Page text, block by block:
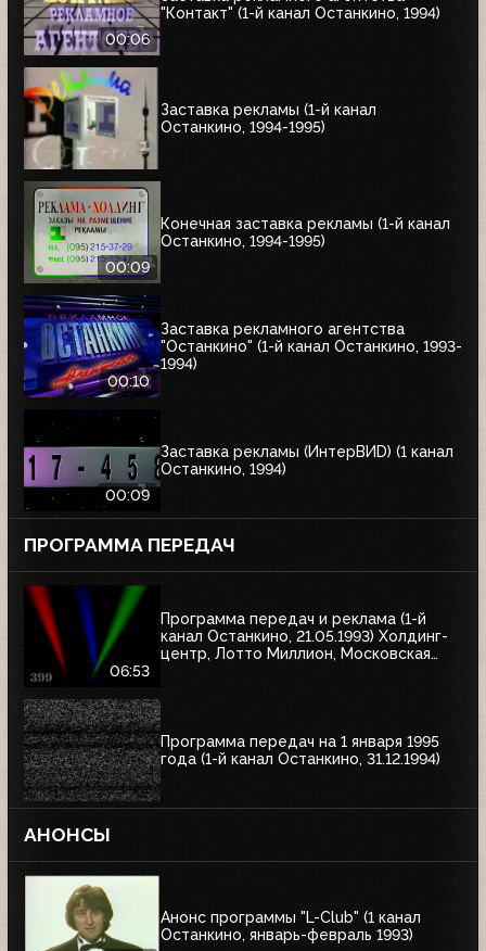
00:06
"Контакт" (1-й канал Останкино, 1994)
Заставка рекламы (1-й канал
Останкино, 1994-1995)
00:09
Конечная заставка рекламы (1-й канал
Останкино, 1994-1995)
00:10
Заставка рекламного агентства
"Останкино" (1-й канал Останкино, 1993-
1994)
00:09
Заставка рекламы (ИнтерВИD) (1 канал
Останкино, 1994)
ПРОГРАММА ПЕРЕДАЧ
06:53
Программа передач и реклама (1-й
канал Останкино, 21.05.1993) Холдинг-
центр, Лотто Миллион, Московская
Программа передач на 1 января 1995
года (1-й канал Останкино, 31.12.1994)
АНОНСЫ
Анонс программы "L-Club" (1 канал
Останкино, январь-февраль 1993)